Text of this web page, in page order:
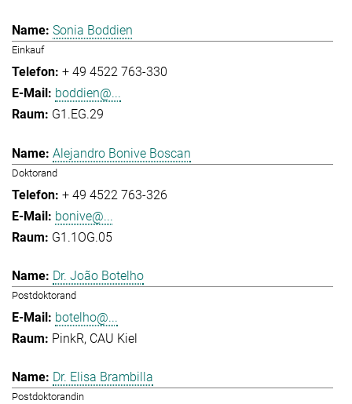
Sonia Boddien
Einkauf
+ 49 4522 763-330
boddien@...
G1.EG.29
Alejandro Bonive Boscan
Doktorand
+ 49 4522 763-326
bonive@...
G1.1OG.05
Dr. João Botelho
Postdoktorand
botelho@...
PinkR, CAU Kiel
Dr. Elisa Brambilla
Postdoktorandin